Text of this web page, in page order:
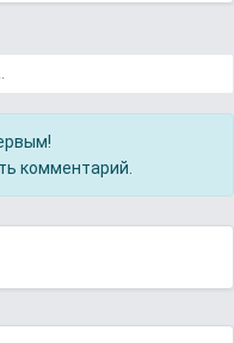
комментарий.